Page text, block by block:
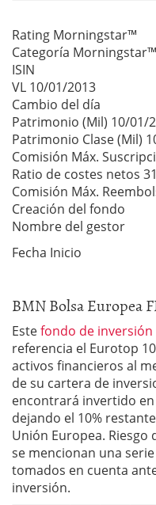
Rating Morningstar™
Categoría Morningstar™
ISIN
VL 10/01/2013
Cambio del día
Patrimonio (Mil) 10/01/
Patrimonio Clase (Mil)
Comisión Máx.
Ratio de costes netos
Comisión Máx.
Creación del fondo
Nombre del
Fecha Inicio
BMN Bolsa Europea
Estefondo de inversión
referencia el Eurotop
activos financieros al
de su cartera de
encontrará invertido
dejando el 10%
Unión Europea. Riesgo
se mencionan una
tomados en cuenta
inversión.